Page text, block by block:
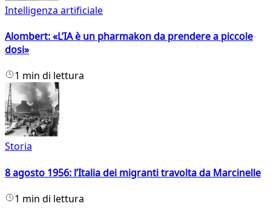
Intelligenza artificiale
Alombert: «L’IA è un pharmakon da prendere a piccole
dosi»
1 min di lettura
Storia
8 agosto 1956: l’Italia dei migranti travolta da Marcinelle
1 min di lettura